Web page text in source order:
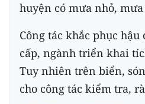
huyện có mưa nhỏ,
Công tác khắc phục hậu
cấp, ngành triển khai
Tuy nhiên trên biển,
cho công tác kiểm tra,